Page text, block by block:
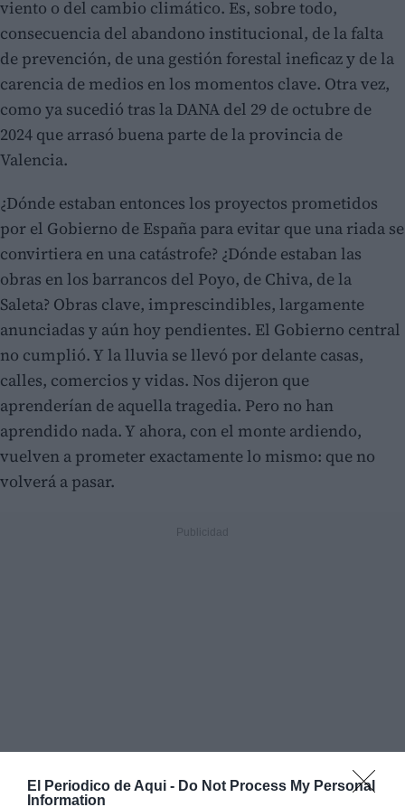
El Periodico de Aqui - Do Not Process My Personal
Information
viento o del cambio climático. Es, sobre todo,
consecuencia del abandono institucional, de la falta
de prevención, de una gestión forestal ineficaz y de la
carencia de medios en los momentos clave. Otra vez,
como ya sucedió tras la DANA del 29 de octubre de
2024 que arrasó buena parte de la provincia de
Valencia.
¿Dónde estaban entonces los proyectos prometidos
por el Gobierno de España para evitar que una riada se
convirtiera en una catástrofe? ¿Dónde estaban las
obras en los barrancos del Poyo, de Chiva, de la
Saleta? Obras clave, imprescindibles, largamente
anunciadas y aún hoy pendientes. El Gobierno central
no cumplió. Y la lluvia se llevó por delante casas,
calles, comercios y vidas. Nos dijeron que
aprenderían de aquella tragedia. Pero no han
aprendido nada. Y ahora, con el monte ardiendo,
vuelven a prometer exactamente lo mismo: que no
volverá a pasar.